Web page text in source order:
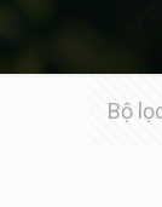
Bộ